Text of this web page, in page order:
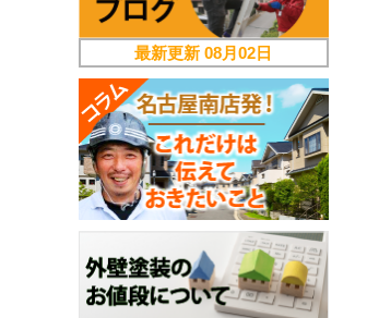
最新更新08月02日